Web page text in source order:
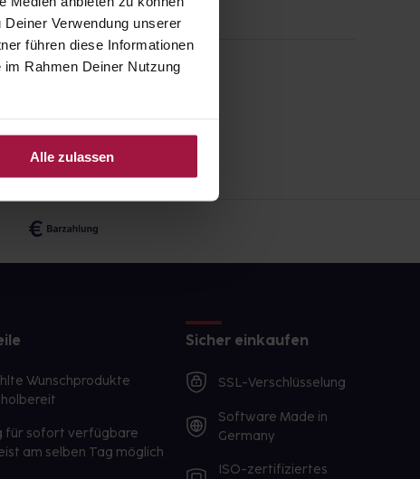
Verwendung unserer
führen diese Informationen
Rahmen Deiner Nutzung
Alle zulassen
Wunschprodukte
für sofort verfügbare
am selben Tag möglich
Sicher einkaufen
SSL-Verschlüsselung
Software Made in
Germany
ISO-zertifiziertes